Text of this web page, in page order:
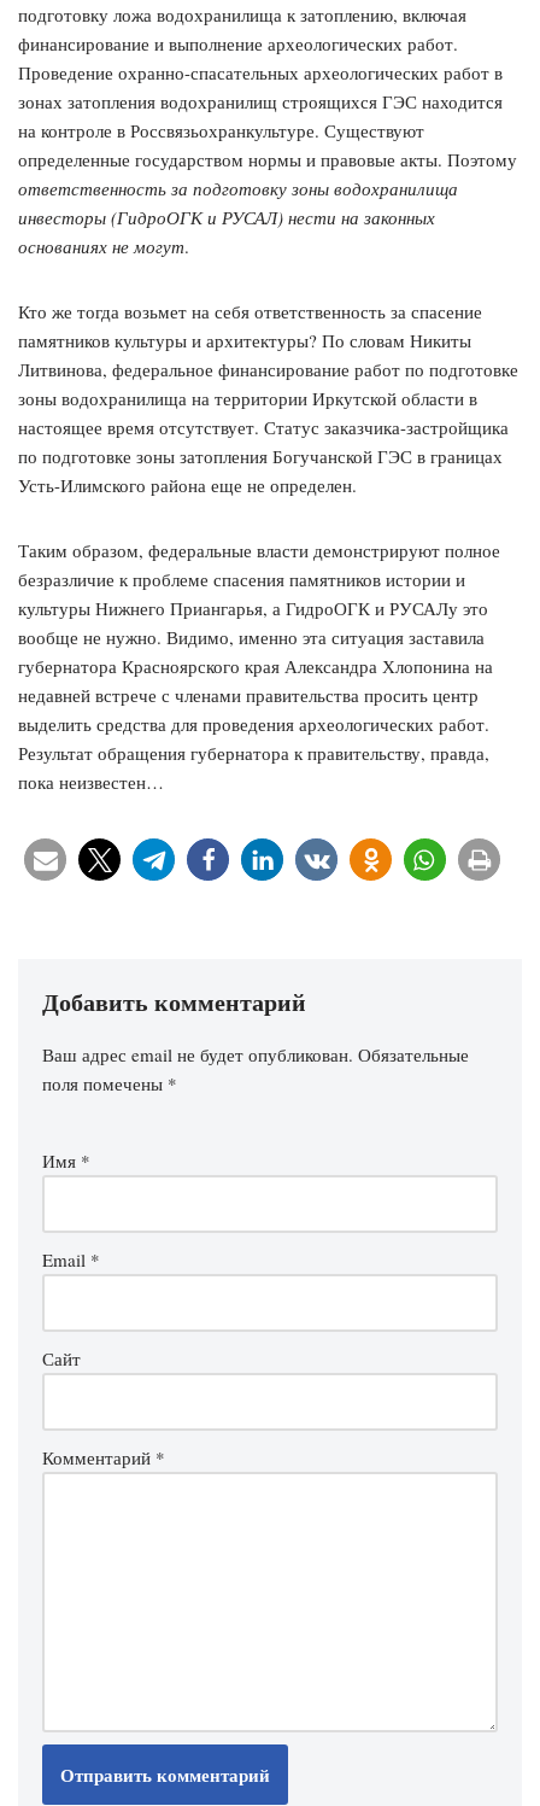
подготовку ложа водохранилища к затоплению, включая
финансирование и выполнение археологических работ.
Проведение охранно-спасательных археологических работ в
зонах затопления водохранилищ строящихся ГЭС находится
на контроле в Россвязьохранкультуре. Существуют
определенные государством нормы и правовые акты. Поэтому
ответственность за подготовку зоны водохранилища
инвесторы (ГидроОГК и РУСАЛ) нести на законных
основаниях не могут.
Кто же тогда возьмет на себя ответственность за спасение
памятников культуры и архитектуры? По словам Никиты
Литвинова, федеральное финансирование работ по подготовке
зоны водохранилища на территории Иркутской области в
настоящее время отсутствует. Статус заказчика-застройщика
по подготовке зоны затопления Богучанской ГЭС в границах
Усть-Илимского района еще не определен.
Таким образом, федеральные власти демонстрируют полное
безразличие к проблеме спасения памятников истории и
культуры Нижнего Приангарья, а ГидроОГК и РУСАЛу это
вообще не нужно. Видимо, именно эта ситуация заставила
губернатора Красноярского края Александра Хлопонина на
недавней встрече с членами правительства просить центр
выделить средства для проведения археологических работ.
Результат обращения губернатора к правительству, правда,
пока неизвестен…
Добавить комментарий
Ваш адрес email не будет опубликован. Обязательные
поля помечены *
Имя *
Email *
Сайт
Комментарий *